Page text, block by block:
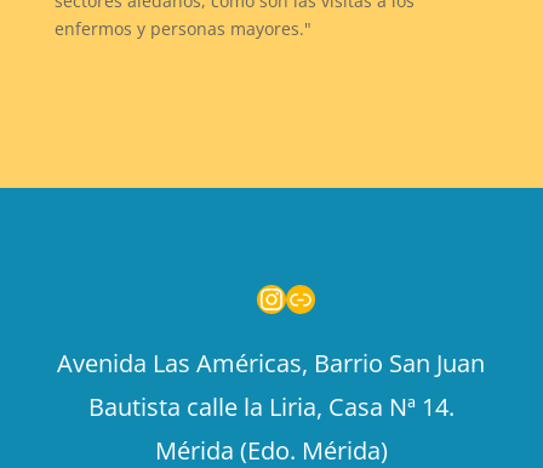
enfermos y personas mayores."
Instagram
Enlace
Avenida Las Américas, Barrio San Juan
Bautista calle la Liria, Casa Nª 14.
Mérida (Edo. Mérida)